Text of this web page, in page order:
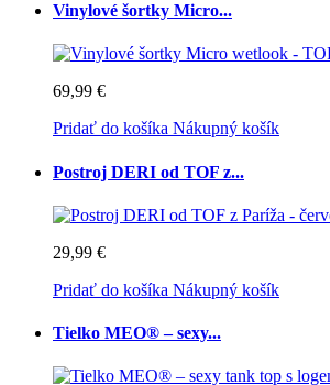
Vinylové šortky Micro...
69,99 €
Pridať do košíka Nákupný košík
Postroj DERI od TOF z...
29,99 €
Pridať do košíka Nákupný košík
Tielko MEO® – sexy...